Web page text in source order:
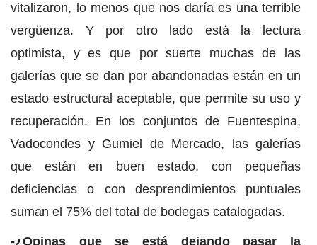
vitalizaron, lo menos que nos daría es una terrible
vergüenza. Y por otro lado está la lectura
optimista, y es que por suerte muchas de las
galerías que se dan por abandonadas están en un
estado estructural aceptable, que permite su uso y
recuperación. En los conjuntos de Fuentespina,
Vadocondes y Gumiel de Mercado, las galerías
que están en buen estado, con pequeñas
deficiencias o con desprendimientos puntuales
suman el 75% del total de bodegas catalogadas.
-¿Opinas que se está dejando pasar la